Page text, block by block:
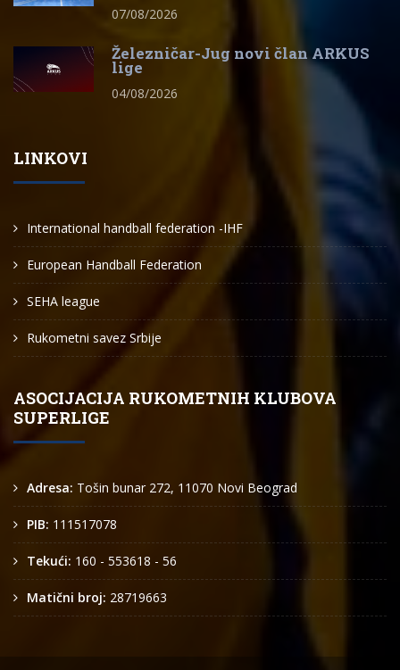
07/08/2026
Železničar-Jug novi član ARKUS
lige
04/08/2026
LINKOVI
International handball federation -IHF
European Handball Federation
SEHA league
Rukometni savez Srbije
ASOCIJACIJA RUKOMETNIH KLUBOVA
SUPERLIGE
Adresa: Tošin bunar 272, 11070 Novi Beograd
PIB: 111517078
Tekući: 160 - 553618 - 56
Matični broj: 28719663